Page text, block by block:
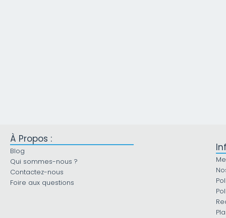
À Propos :
Blog
Qui sommes-nous ?
Contactez-nous
Foire aux questions